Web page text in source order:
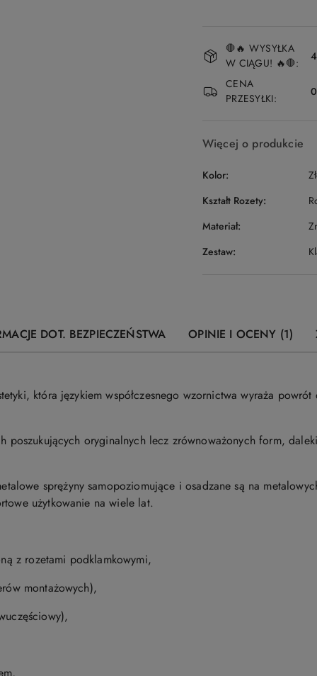
Dostępność
i
dostawa
🛑🔥 WYSYŁKA
W CIĄGU! 🔥🛑:
CENA
PRZESYŁKI:
Więcej o produkcie
Kolor:
Kształt Rozety:
Materiał:
Zestaw:
DOT. BEZPIECZEŃSTWA OPINIE I OCENY (1)
która językiem współczesnego wzornictwa wyraża
poszukujących oryginalnych lecz zrównoważonych form,
sprężyny samopoziomujące i osadzane są na
użytkowanie na wiele lat.
z rozetami podklamkowymi,
montażowych),